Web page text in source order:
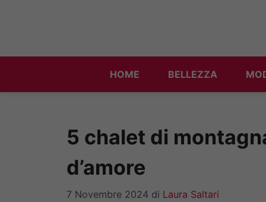
HOME BELLEZZA
5 chalet di
d’amore
7 Novembre 2024 di Laura Saltari